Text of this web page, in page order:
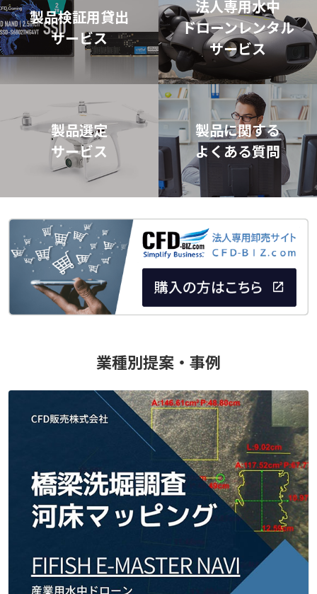
製品検証用貸出
サービス
法人専用水中
ドローンレンタル
サービス
製品選定
サービス
製品に関する
よくある質問
業種別提案・事例